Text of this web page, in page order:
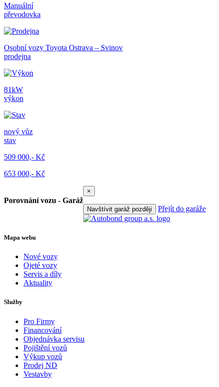
Manuální
převodovka
Osobní vozy Toyota Ostrava – Svinov
prodejna
81kW
výkon
nový vůz
stav
509 000,- Kč
653 000,- Kč
Porovnání vozu - Garáž
×
Navštívit garáž později Přejít do garáže
Mapa webu
Nové vozy
Ojeté vozy
Servis a díly
Aktuality
Služby
Pro Firmy
Financování
Objednávka servisu
Pojištění vozů
Výkup vozů
Prodej ND
Vestavby